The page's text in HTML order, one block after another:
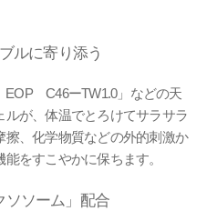
ルに寄り添う
C46ーTW1.0」などの天
が、体温でとろけてサラサラ
、化学物質などの外的刺激か
をすこやかに保ちます。
ソソーム」配合